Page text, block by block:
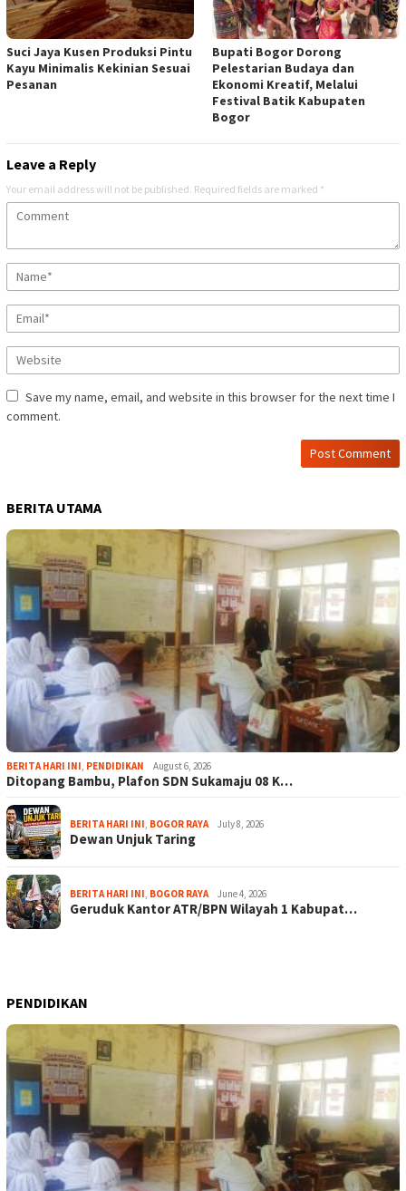
Suci Jaya Kusen Produksi Pintu
Kayu Minimalis Kekinian Sesuai
Pesanan
Bupati Bogor Dorong
Pelestarian Budaya dan
Ekonomi Kreatif, Melalui
Festival Batik Kabupaten
Bogor
Leave a Reply
Your email address will not be published. Required fields are marked *
Save my name, email, and website in this browser for the next time I
comment.
BERITA UTAMA
BERITA HARI INI, PENDIDIKAN August 6, 2026
Ditopang Bambu, Plafon SDN Sukamaju 08 K…
BERITA HARI INI, BOGOR RAYA July 8, 2026
Dewan Unjuk Taring
BERITA HARI INI, BOGOR RAYA June 4, 2026
Geruduk Kantor ATR/BPN Wilayah 1 Kabupat…
PENDIDIKAN